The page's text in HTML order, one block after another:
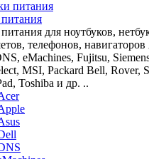
для ноутбуков,
телефонов, навигаторов
eMachines, Fujitsu,
MSI, Packard Bell, Rover,
Toshiba и др. ..